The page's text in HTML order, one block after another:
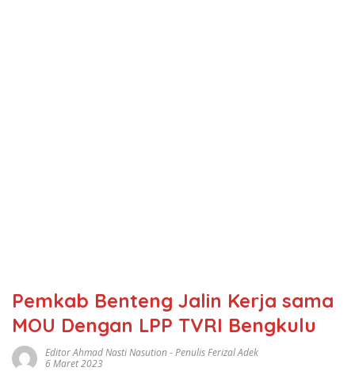
Pemkab Benteng Jalin Kerja sama
MOU Dengan LPP TVRI Bengkulu
Editor Ahmad Nasti Nasution - Penulis Ferizal Adek
6 Maret 2023